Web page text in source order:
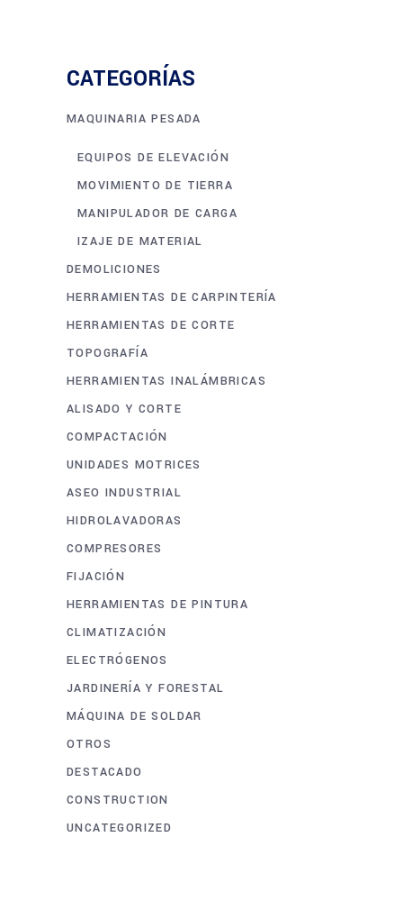
CATEGORÍAS
MAQUINARIA PESADA
EQUIPOS DE ELEVACIÓN
MOVIMIENTO DE TIERRA
MANIPULADOR DE CARGA
IZAJE DE MATERIAL
DEMOLICIONES
HERRAMIENTAS DE CARPINTERÍA
HERRAMIENTAS DE CORTE
TOPOGRAFÍA
HERRAMIENTAS INALÁMBRICAS
ALISADO Y CORTE
COMPACTACIÓN
UNIDADES MOTRICES
ASEO INDUSTRIAL
HIDROLAVADORAS
COMPRESORES
FIJACIÓN
HERRAMIENTAS DE PINTURA
CLIMATIZACIÓN
ELECTRÓGENOS
JARDINERÍA Y FORESTAL
MÁQUINA DE SOLDAR
OTROS
DESTACADO
CONSTRUCTION
UNCATEGORIZED